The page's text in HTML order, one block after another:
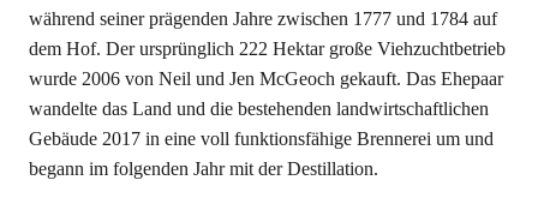
wäh­rend sei­ner prä­gen­den Jah­re zwi­schen 1777 und 1784 auf
dem Hof. Der ursprüng­lich 222 Hekt­ar gro­ße Vieh­zucht­be­trieb
wur­de 2006 von Neil und Jen McGeoch gekauft. Das Ehe­paar
wan­del­te das Land und die bestehen­den land­wirt­schaft­li­chen
Gebäu­de 2017 in eine voll funk­ti­ons­fä­hi­ge Bren­ne­rei um und
begann im fol­gen­den Jahr mit der Destillation.